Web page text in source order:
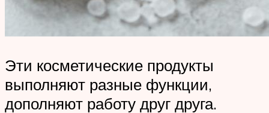
Эти косметические продукты
выполняют разные функции,
дополняют работу друг друга.